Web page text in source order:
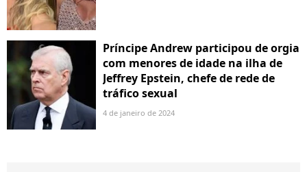
Príncipe Andrew participou de orgia
com menores de idade na ilha de
Jeffrey Epstein, chefe de rede de
tráfico sexual
4 de janeiro de 2024